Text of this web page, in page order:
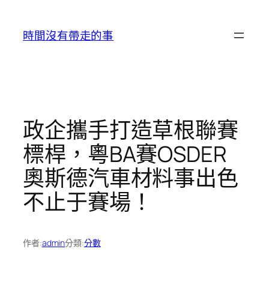
時間沒有帶走的事
政企攜手打造草根聯賽
標桿，粵BA賽OSDER
奧斯德汽車材料事出色
不止于賽場！
作者:admin分類:分數